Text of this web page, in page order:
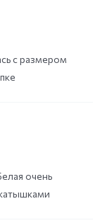
с размером
очень